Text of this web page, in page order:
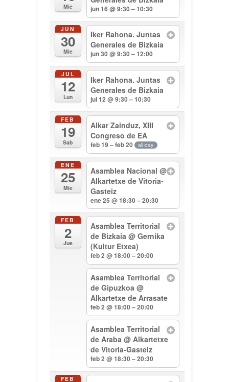
Mie jun 16 @ 9:30 – 10:30
JUN
30
Mie
Iker Rahona. Juntas
Generales de Bizkaia
jun 30 @ 9:30 – 12:00
JUL
12
Lun
Iker Rahona. Juntas
Generales de Bizkaia
jul 12 @ 9:30 – 10:30
FEB
19
Sab
Alkar Zainduz, XIII
Congreso de EA
feb 19 – feb 20 all-day
ENE
25
Mie
Asamblea Nacional@
Alkartetxe de Vitoria-
Gasteiz
ene 25 @ 18:30 – 20:30
FEB
2
Jue
Asamblea Territorial
de Bizkaia@ Gernika
(Kultur Etxea)
feb 2 @ 18:00 – 20:00
Asamblea Territorial
de Gipuzkoa@
Alkartetxe de Arrasate
feb 2 @ 18:00 – 20:00
Asamblea Territorial
de Araba@ Alkartetxe
de Vitoria-Gasteiz
feb 2 @ 18:30 – 20:30
FEB